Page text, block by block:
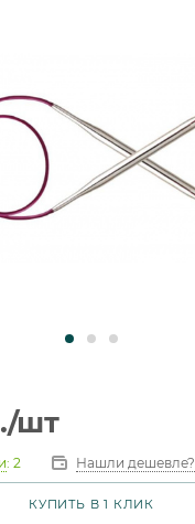
/шт
: 2 Нашли дешевле?
КУПИТЬ В 1 КЛИК